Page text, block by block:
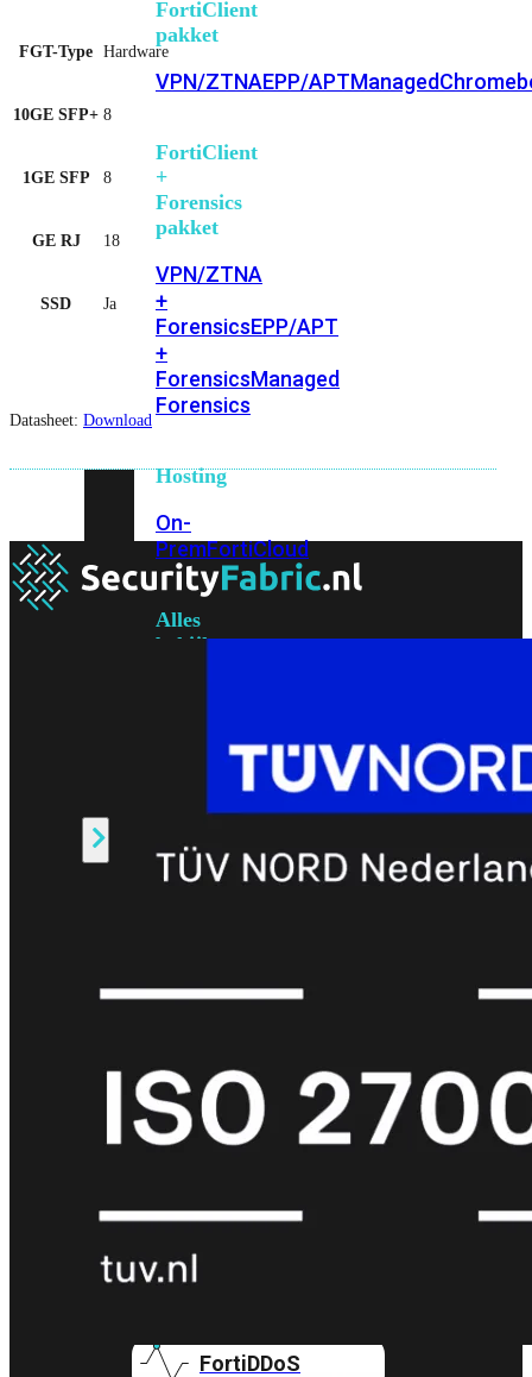
FortiClient
pakket
VPN/ZTNAEPP/APTManaged
FortiClient
+
Forensics
pakket
VPN/ZTNA
+
ForensicsEPP/APT
+
ForensicsManaged
Forensics
Hosting
On-
PremFortiCloud
Alles
bekijken
FortiSwitch
FortiAP
FortiAnalyzer
FortiAuthenticator
FortiDDoS
FGT-Type Hardware
10GE SFP+ 8
1GE SFP 8
GE RJ 18
SSD Ja
Datasheet: Download